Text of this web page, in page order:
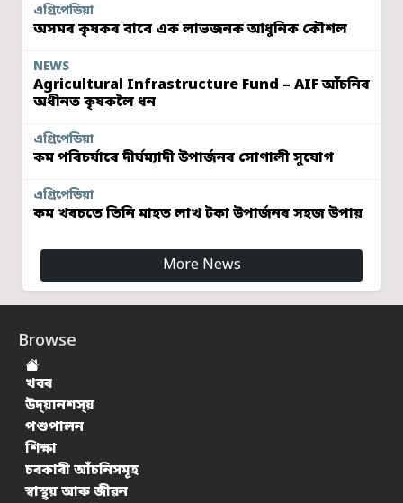
এগ্ৰিপেডিয়া
অসমৰ কৃষকৰ বাবে এক লাভজনক আধুনিক কৌশল
NEWS
Agricultural Infrastructure Fund – AIF আঁচনিৰ
অধীনত কৃষকলৈ ধন
এগ্ৰিপেডিয়া
কম পৰিচৰ্যাৰে দীৰ্ঘম্যাদী উপাৰ্জনৰ সোণালী সুযোগ
এগ্ৰিপেডিয়া
কম খৰচতে তিনি মাহত লাখ টকা উপাৰ্জনৰ সহজ উপায়
More News
Browse
খবৰ
উদ্য়ানশস্য়
পশুপালন
শিক্ষা
চৰকাৰী আঁচনিসমূহ
স্বাস্থ্য় আৰু জীৱন